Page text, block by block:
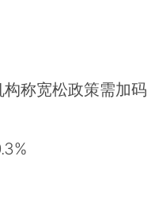
称宽松政策需加码